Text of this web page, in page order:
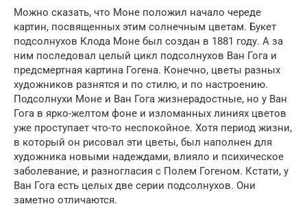
Можно сказать, что Моне положил начало череде
картин, посвященных этим солнечным цветам. Букет
подсолнухов Клода Моне был создан в 1881 году. А за
ним последовал целый цикл подсолнухов Ван Гога и
предсмертная картина Гогена. Конечно, цветы разных
художников разнятся и по стилю, и по настроению.
Подсолнухи Моне и Ван Гога жизнерадостные, но у Ван
Гога в ярко-желтом фоне и изломанных линиях цветов
уже проступает что-то неспокойное. Хотя период жизни,
в который он рисовал эти цветы, был наполнен для
художника новыми надеждами, влияло и психическое
заболевание, и разногласия с Полем Гогеном. Кстати, у
Ван Гога есть целых две серии подсолнухов. Они
заметно отличаются.